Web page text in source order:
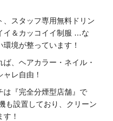
スタッフ専用無料ドリン
イ＆カッコイイ制服 …な
環境が整っています！
、ヘアカラー・ネイル・
ャレ自由！
『完全分煙型店舗』で
も設置しており、クリーン
！